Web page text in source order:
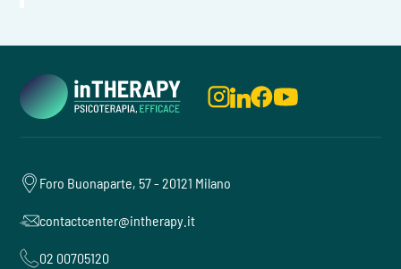
Foro Buonaparte, 57 - 20121 Milano
contactcenter@intherapy.it
02 00705120